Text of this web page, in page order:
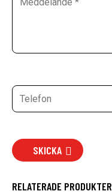
SKICKA
RELATERADE PRODUKTER